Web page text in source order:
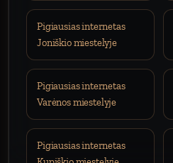
Pigiausias internetas
Joniškio miestelyje
Pigiausias internetas
Varėnos miestelyje
Pigiausias internetas